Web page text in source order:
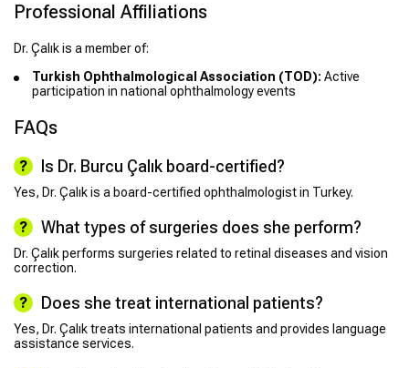
Professional Affiliations
Dr. Çalık is a member of:
Turkish Ophthalmological Association (TOD): Active
participation in national ophthalmology events
FAQs
Is Dr. Burcu Çalık board-certified?
Yes, Dr. Çalık is a board-certified ophthalmologist in Turkey.
What types of surgeries does she perform?
Dr. Çalık performs surgeries related to retinal diseases and vision
correction.
Does she treat international patients?
Yes, Dr. Çalık treats international patients and provides language
assistance services.